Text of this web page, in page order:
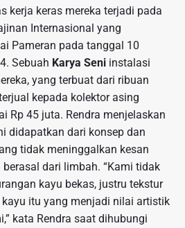
kerja keras mereka terjadi pada
Internasional yang
Pameran pada tanggal 10
Sebuah Karya Seni instalasi
yang terbuat dari ribuan
kepada kolektor asing
Rp 45 juta. Rendra menjelaskan
didapatkan dari konsep dan
tidak meninggalkan kesan
dari limbah. “Kami tidak
kayu bekas, justru tekstur
itu yang menjadi nilai artistik
kata Rendra saat dihubungi